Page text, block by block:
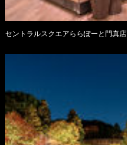
セントラルスクエアららぽーと門真店